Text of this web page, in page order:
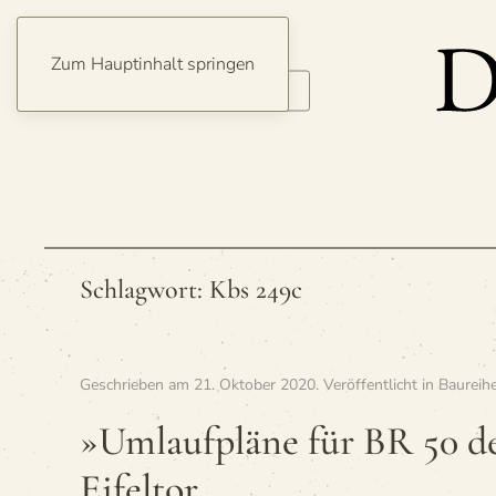
Zum Hauptinhalt springen
Schlagwort: Kbs 249c
Geschrieben am 21. Oktober 2020. Veröffentlicht in
»Umlauf­pläne für BR 50